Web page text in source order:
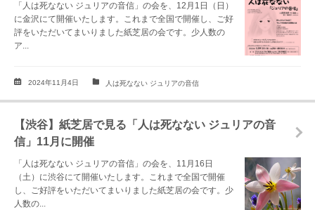
「人は死なない ジュリアの音信」の会を、12月1日（日）
に金沢にて開催いたします。これまで全国で開催し、ご好
評をいただいてまいりました紙芝居の会です。少人数の
ア...
2024年11月4日 人は死なない ジュリアの音信
【渋谷】紙芝居で見る「人は死なない ジュリアの音
信」11月に開催
「人は死なない ジュリアの音信」の会を、11月16日
（土）に渋谷にて開催いたします。これまで全国で開催
し、ご好評をいただいてまいりました紙芝居の会です。少
人数の...